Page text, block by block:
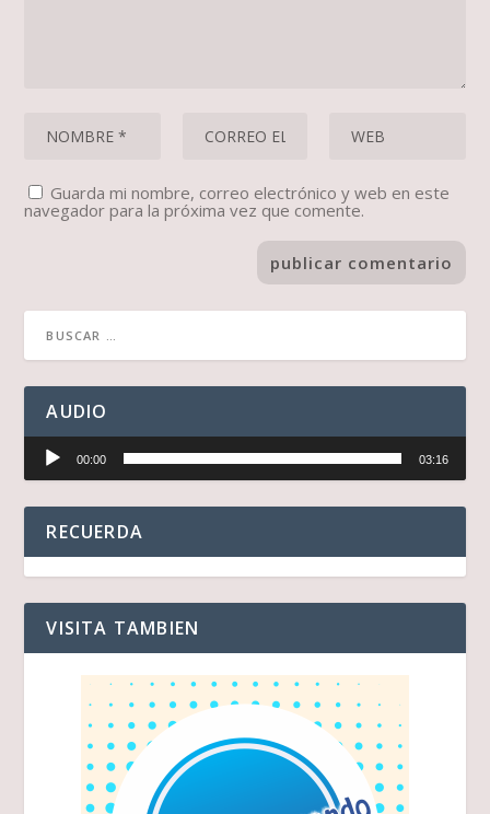
Guarda mi nombre, correo electrónico y web en este
navegador para la próxima vez que comente.
AUDIO
Reproductor
audio
00:00 03:16
RECUERDA
VISITA TAMBIEN